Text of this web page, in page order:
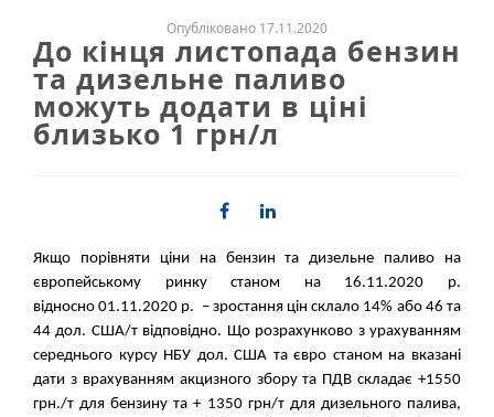
Опубліковано 17.11.2020
До кінця листопада бензин
та дизельне паливо
можуть додати в ціні
близько 1 грн/л
Якщо порівняти ціни на бензин та дизельне паливо на
європейському ринку станом на 16.11.2020 р.
відносно 01.11.2020 р. – зростання цін склало 14% або 46 та
44 дол. США/т відповідно. Що розрахунково з урахуванням
середнього курсу НБУ дол. США та євро станом на вказані
дати з врахуванням акцизного збору та ПДВ складає +1550
грн./т для бензину та + 1350 грн/т для дизельного палива,